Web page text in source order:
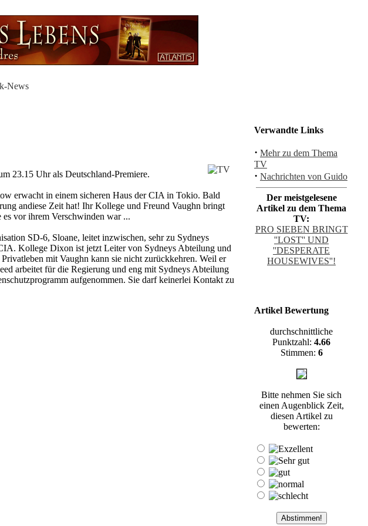
23.15 Uhr als Deutschland-Premiere.
erwacht in einem sicheren Haus der CIA in Tokio. Bald
andiese Zeit hat! Ihr Kollege und Freund Vaughn bringt
vor ihrem Verschwinden war ...
SD-6, Sloane, leitet inzwischen, sehr zu Sydneys
Kollege Dixon ist jetzt Leiter von Sydneys Abteilung und
mit Vaughn kann sie nicht zurückkehren. Weil er
arbeitet für die Regierung und eng mit Sydneys Abteilung
aufgenommen. Sie darf keinerlei Kontakt zu
Verwandte Links
· Mehr zu dem Thema
TV
· Nachrichten von Guido
Der meistgelesene
Artikel zu dem Thema
TV:
PRO SIEBEN BRINGT
''LOST'' UND
''DESPERATE
HOUSEWIVES''!
Artikel Bewertung
durchschnittliche
Punktzahl: 4.66
Stimmen: 6
Bitte nehmen Sie sich
einen Augenblick Zeit,
diesen Artikel zu
bewerten: